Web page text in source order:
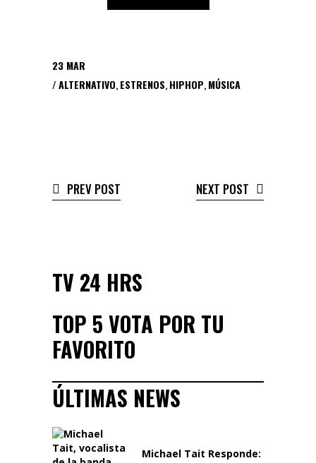
23 MAR
ALTERNATIVO,ESTRENOS,HIPHOP,MÚSICA
PREV POST NEXT POST
TV 24 HRS
TOP 5 VOTA POR TU
FAVORITO
ÚLTIMAS NEWS
Michael Tait Responde: